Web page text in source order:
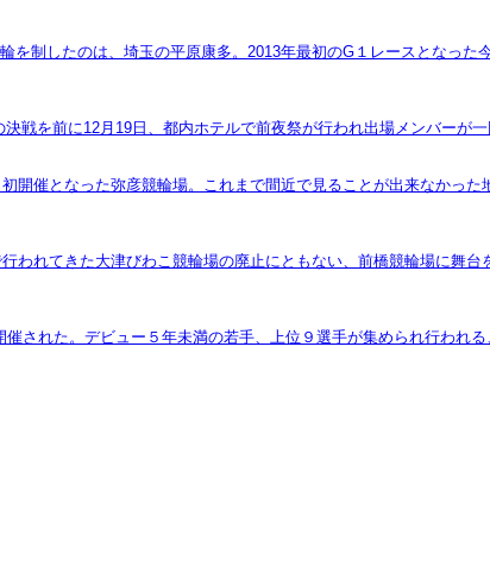
を制したのは、埼玉の平原康多。2013年最初のG１レースとなっ
戦を前に12月19日、都内ホテルで前夜祭が行われ出場メンバーが
開催となった弥彦競輪場。これまで間近で見ることが出来なかっ
われてきた大津びわこ競輪場の廃止にともない、前橋競輪場に舞
された。デビュー５年未満の若手、上位９選手が集められ行われ